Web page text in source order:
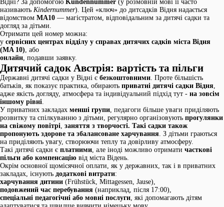
Відні? За допомогою Kundennummer (у розмовній мові її часто
називають Kindernummer). Цей «ключ» до дитсадків Відня надається
відомством MA10 — магістратом, відповідальним за дитячі садки та
догляд за дітьми.
Отримати цей номер можна:
у сервісних центрах відділу у справах дитячих садків міста Відня
(MA 10), або
онлайн, подавши заявку.
Дитячий садок Австрія: вартість та пільги
Державні дитячі садки у Відні є безкоштовними. Проте більшість
батьків, як показує практика, обирають приватні дитячі садки Відня,
адже якість догляду, атмосфера та індивідуальний підхід тут - на зовсім
іншому рівні.
У приватних закладах менші групи, педагоги більше уваги приділяють
розвитку та спілкуванню з дітьми, регулярно організовують прогулянки
на свіжому повітрі, заняття з творчості. Такі садки також
пропонують здорове та збалансоване харчування. З дітьми граються
на приділяють увагу, створюючи теплу та довірливу атмосферу.
Такі дитячі садки є платними, але іноді можливо отримати часткові
пільги або компенсацію від міста Відень.
Окрім основної щомісячної оплати, як у державних, так і в приватних
закладах, існують додаткові витрати:
харчування дитини (Frühstück, Mittagessen, Jause),
подовжений час перебування (наприклад, після 17:00),
спеціальні педагогічні або мовні послуги, які допомагають дітям